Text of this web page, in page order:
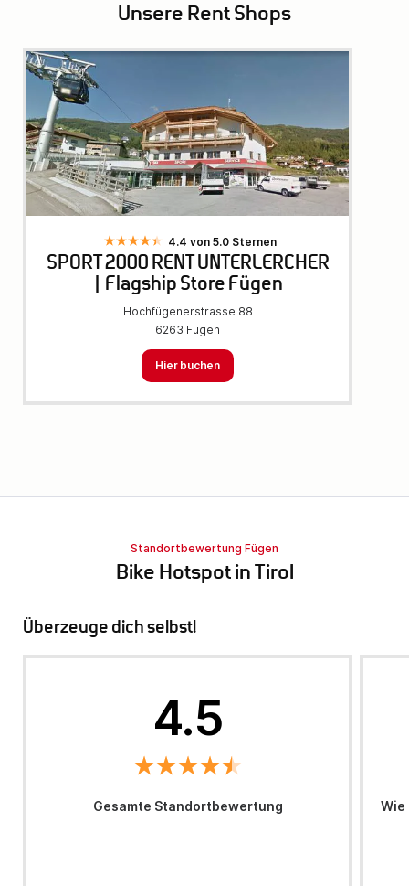
Unsere Rent Shops
4.4 von 5.0 Sternen
SPORT 2000 RENT UNTERLERCHER
| Flagship Store Fügen
Hochfügenerstrasse 88
6263 Fügen
Hier buchen
Standortbewertung Fügen
Bike Hotspot in Tirol
Überzeuge dich selbst!
4.5
Gesamte Standortbewertung Wie